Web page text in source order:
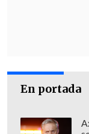
En portada